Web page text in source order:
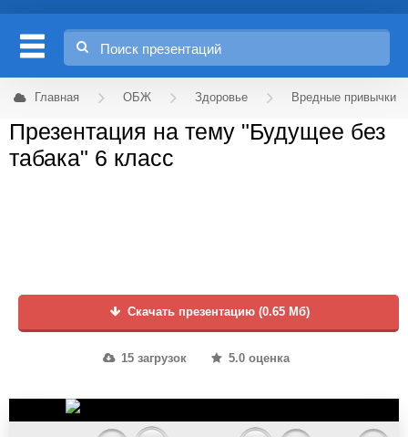
Главная ОБЖ Здоровье Вредные привычки
Презентация на тему "Будущее без
табака" 6 класс
Скачать презентацию (0.65 Мб)
15 загрузок 5.0 оценка